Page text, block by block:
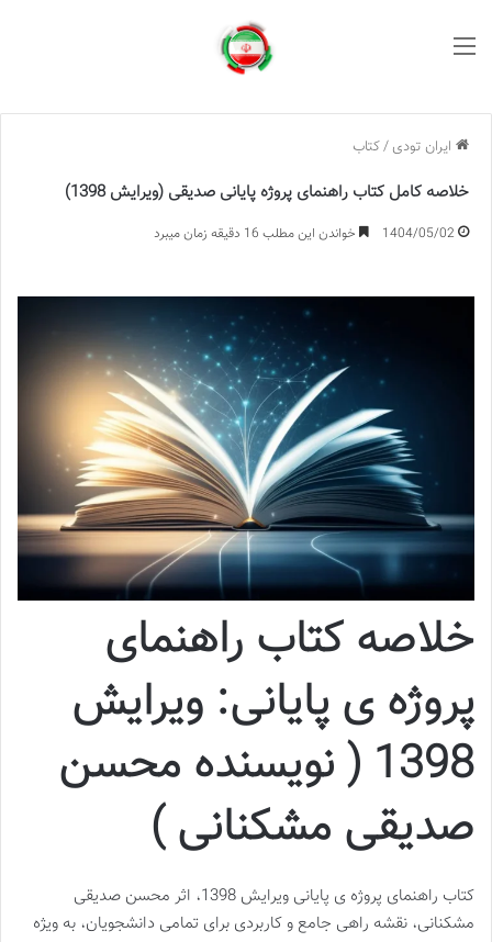
ایران تودی /کتاب
خلاصه کامل کتاب راهنمای پروژه پایانی صدیقی (ویرایش 1398)
1404/05/02 خواندن این مطلب 16 دقیقه زمان میبرد
خلاصه کتاب راهنمای
پروژه ی پایانی: ویرایش
1398 ( نویسنده محسن
صدیقی مشکنانی )
کتاب راهنمای پروژه ی پایانی ویرایش 1398، اثر محسن صدیقی
مشکنانی، نقشه راهی جامع و کاربردی برای تمامی دانشجویان، به ویژه